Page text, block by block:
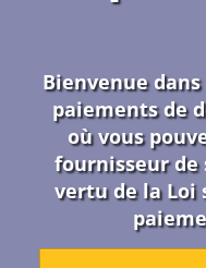
Bienvenue
paiements de
où vous
fournisseur de
vertu de la Loi